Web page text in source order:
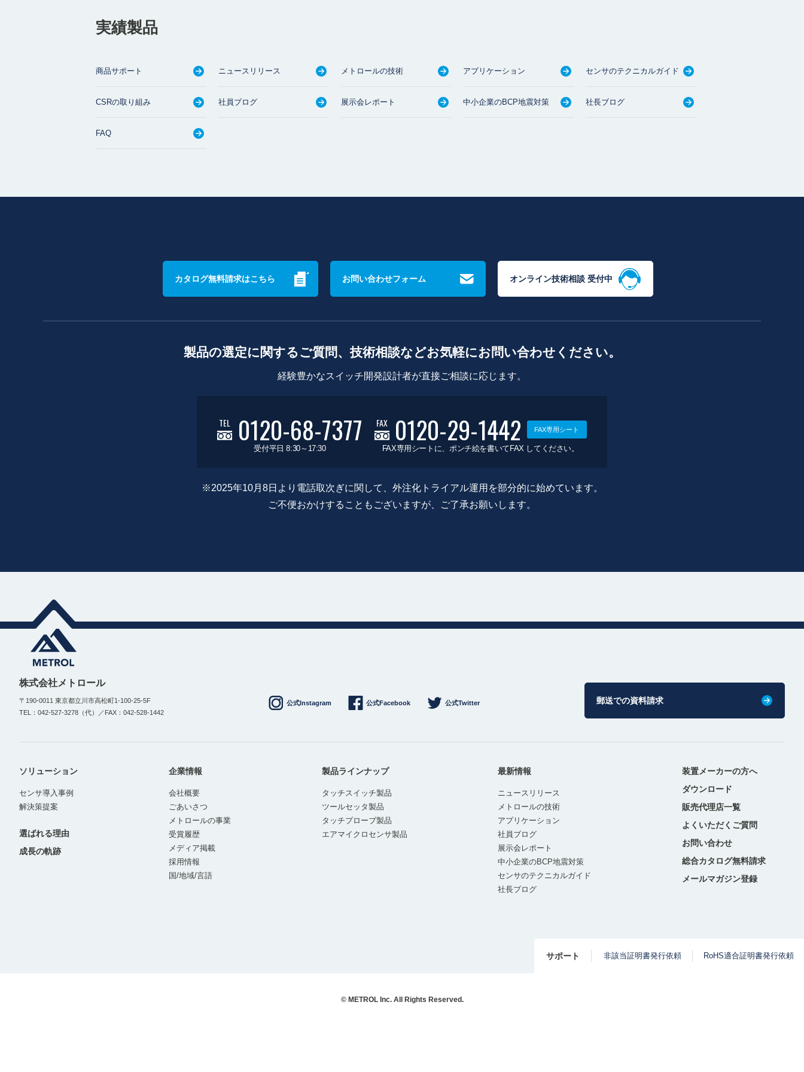
実績製品
商品サポート ニュースリリース メトロールの技術 アプリケーション センサのテクニカルガイド
CSRの取り組み 社員ブログ 展示会レポート 中小企業のBCP地震対策 社長ブログ
FAQ
カタログ無料請求はこちら お問い合わせフォーム オンライン技術相談 受付中
製品の選定に関するご質問、技術相談などお気軽にお問い合わせください。
経験豊かなスイッチ開発設計者が直接ご相談に応じます。
TEL 0120-68-7377
受付平日 8:30～17:30
FAX 0120-29-1442 FAX専用シート
FAX専用シートに、ポンチ絵を書いてFAX してください。
※2025年10月8日より電話取次ぎに関して、外注化トライアル運用を部分的に始めています。
ご不便おかけすることもございますが、ご了承お願いします。
株式会社メトロール
〒190-0011 東京都立川市高松町1-100-25-5F
TEL：042-527-3278（代）／FAX：042-528-1442
公式Instagram 公式Facebook 公式Twitter 郵送での資料請求
ソリューション
センサ導入事例
解決策提案
選ばれる理由
成長の軌跡
企業情報
会社概要
ごあいさつ
メトロールの事業
受賞履歴
メディア掲載
採用情報
国/地域/言語
製品ラインナップ
タッチスイッチ製品
ツールセッタ製品
タッチプローブ製品
エアマイクロセンサ製品
最新情報
ニュースリリース
メトロールの技術
アプリケーション
社員ブログ
展示会レポート
中小企業のBCP地震対策
センサのテクニカルガイド
社長ブログ
装置メーカーの方へ
ダウンロード
販売代理店一覧
よくいただくご質問
お問い合わせ
総合カタログ無料請求
メールマガジン登録
サポート 非該当証明書発行依頼 RoHS適合証明書発行依頼
© METROL Inc. All Rights Reserved.